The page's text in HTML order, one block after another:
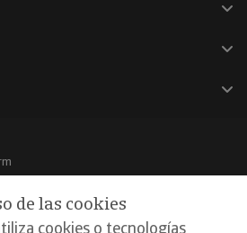
de las cookies
cookies o tecnologías